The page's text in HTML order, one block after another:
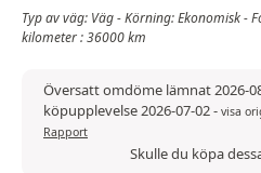
Typ av väg: Väg - Körning: Ekonomisk -
kilometer : 36000 km
Översatt omdöme lämnat 2026-
köpupplevelse 2026-07-02- visa
Rapport
Skulle du köpa